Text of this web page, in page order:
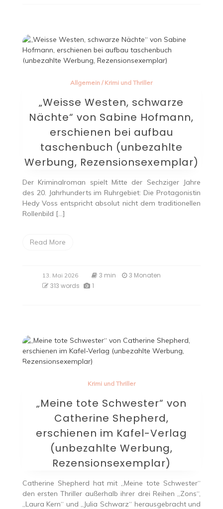
Allgemein / Krimi und Thriller
„Weisse Westen, schwarze
Nächte“ von Sabine Hofmann,
erschienen bei aufbau
taschenbuch (unbezahlte
Werbung, Rezensionsexemplar)
Der Kriminalroman spielt Mitte der Sechziger Jahre
des 20. Jahrhunderts im Ruhrgebiet: Die Protagonistin
Hedy Voss entspricht absolut nicht dem traditionellen
Rollenbild […]
Read More
13. Mai 2026 3 min
3 Monaten
313 words
1
Krimi und Thriller
„Meine tote Schwester“ von
Catherine Shepherd,
erschienen im Kafel-Verlag
(unbezahlte Werbung,
Rezensionsexemplar)
Catherine Shepherd hat mit „Meine tote Schwester“
den ersten Thriller außerhalb ihrer drei Reihen „Zons“,
„Laura Kern“ und „Julia Schwarz“ herausgebracht und